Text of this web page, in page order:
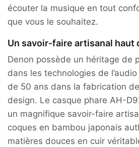
écouter la musique en tout
que vous le souhaitez.
Un savoir-faire artisanal haut
Denon possède un héritage de
dans les technologies de
de 50 ans dans la fabrication
design. Le casque phare AH-
un magnifique savoir-faire
coques en bambou japonais
matières douces en cuir